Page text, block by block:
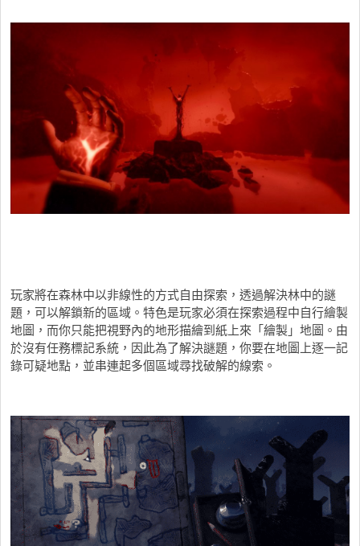
玩家將在森林中以非線性的方式自由探索，透過解決林中的謎
題，可以解鎖新的區域。特色是玩家必須在探索過程中自行繪製
地圖，而你只能把視野內的地形描繪到紙上來「繪製」地圖。由
於沒有任務標記系統，因此為了解決謎題，你要在地圖上逐一記
錄可疑地點，並串連起多個區域尋找破解的線索。